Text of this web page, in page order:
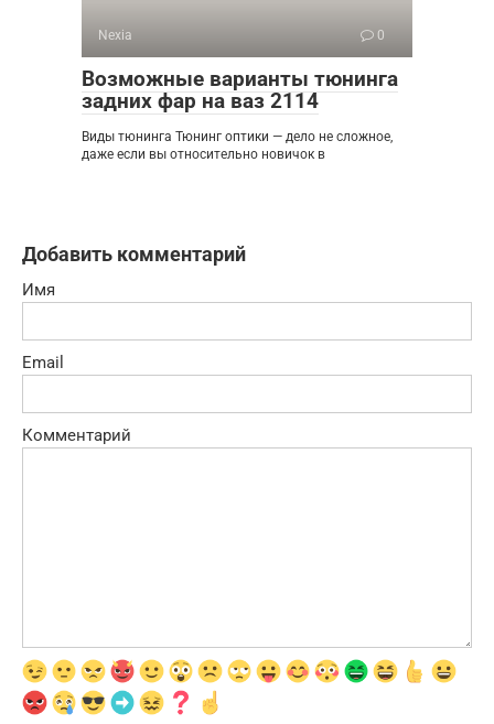
Nexia 0
Возможные варианты тюнинга
задних фар на ваз 2114
Виды тюнинга Тюнинг оптики — дело не сложное,
даже если вы относительно новичок в
Добавить комментарий
Имя
Email
Комментарий